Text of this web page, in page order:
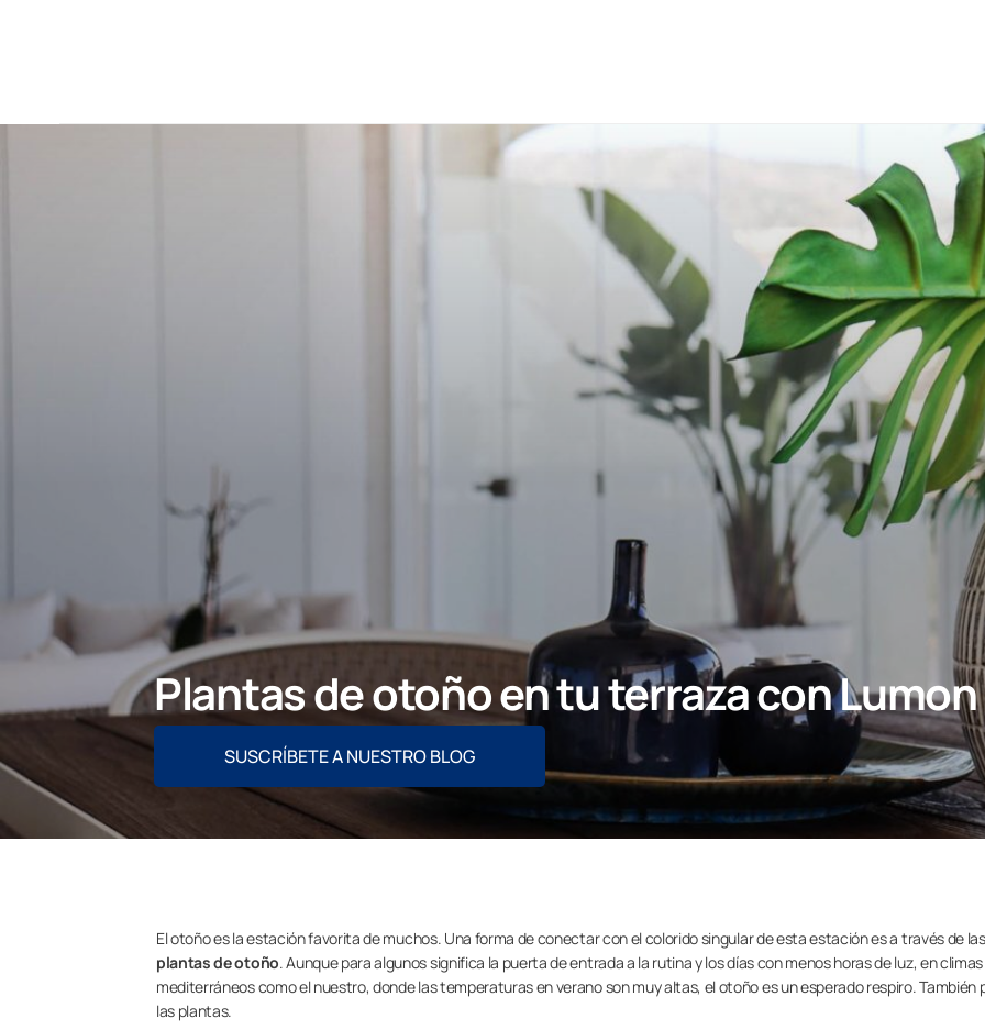
Plantas de otoño en tu terraza con Lumon
SUSCRÍBETE A NUESTRO BLOG
El otoño es la estación favorita de muchos. Una forma de conectar con el colorido singular de esta estación es a través de las
plantas de otoño. Aunque para algunos significa la puerta de entrada a la rutina y los días con menos horas de luz, en climas
mediterráneos como el nuestro, donde las temperaturas en verano son muy altas, el otoño es un esperado respiro. También
las plantas.